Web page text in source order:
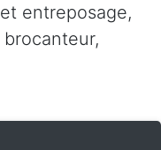
entreposage,